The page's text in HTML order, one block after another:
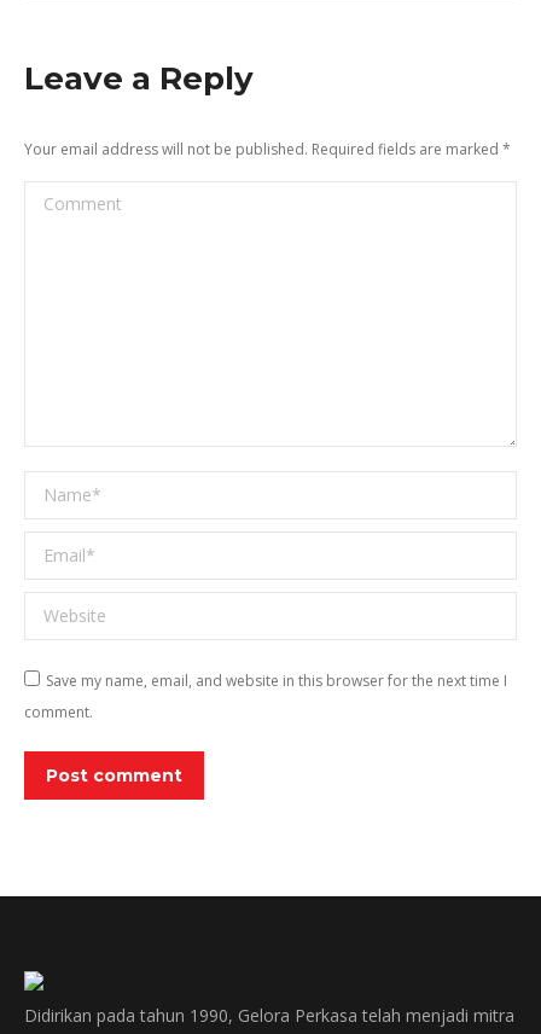
Leave a Reply
Your email address will not be published. Required fields are marked *
Comment
Name *
Email *
Website
Save my name, email, and website in this browser for the next time I
comment.
Post comment
Didirikan pada tahun 1990, Gelora Perkasa telah menjadi mitra